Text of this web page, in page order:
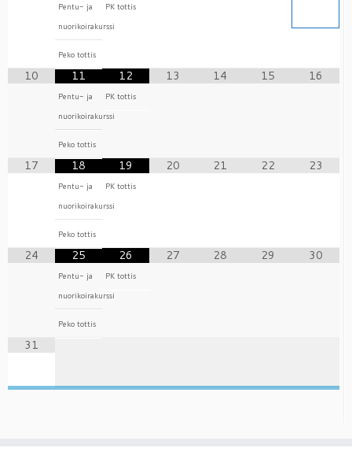
Pentu- ja
nuorikoirakurssi
Peko tottis
PK tottis
10 11
Pentu- ja
nuorikoirakurssi
Peko tottis
12
PK tottis
13 14 15 16
17 18
Pentu- ja
nuorikoirakurssi
Peko tottis
19
PK tottis
20 21 22 23
24 25
Pentu- ja
nuorikoirakurssi
Peko tottis
26
PK tottis
27 28 29 30
31